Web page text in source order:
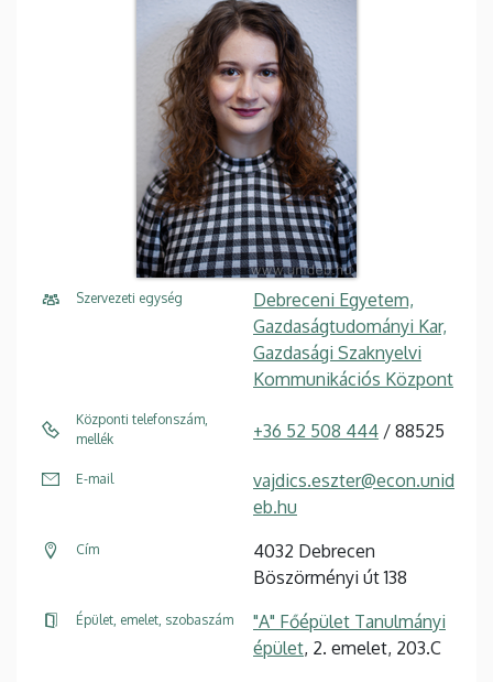
Szervezeti egység
Debreceni Egyetem,
Gazdaságtudományi Kar,
Gazdasági Szaknyelvi
Kommunikációs Központ
Központi telefonszám,
mellék
+36 52 508 444 / 88525
E-mail
vajdics.eszter@econ.unid
eb.hu
Cím
4032 Debrecen
Böszörményi út 138
Épület, emelet, szobaszám
"A" Főépület Tanulmányi
épület, 2. emelet, 203.C